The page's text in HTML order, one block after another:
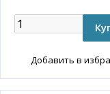
Добавить в